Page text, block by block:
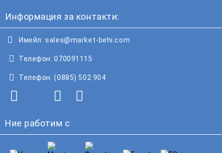
Информация за контакти:
Имейл: sales@market-behi.com
Телефон: 070091115
Телефон: (0885) 502 904
Ние работим с